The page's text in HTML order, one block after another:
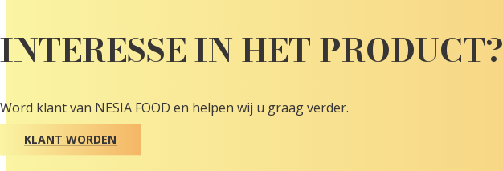
INTERESSE IN HET PRODUCT?
Word klant van NESIA FOOD en helpen wij u graag verder.
KLANT WORDEN